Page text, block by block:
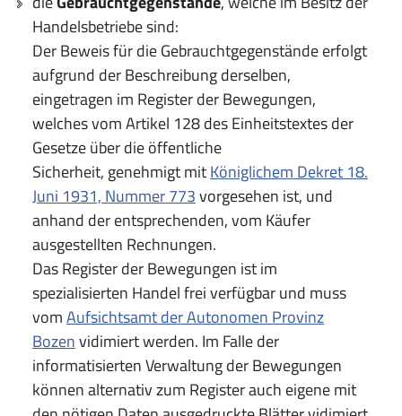
Handelsbetriebe sind:
Der Beweis für die Gebrauchtgegenstände erfolgt
aufgrund der Beschreibung derselben,
eingetragen im Register der Bewegungen,
welches vom Artikel 128 des Einheitstextes der
Gesetze über die öffentliche
Sicherheit, genehmigt mitKöniglichem Dekret 18.
Juni 1931, Nummer 773vorgesehen ist, und
anhand der entsprechenden, vom Käufer
ausgestellten Rechnungen.
Das Register der Bewegungen ist im
spezialisierten Handel frei verfügbar und muss
vomAufsichtsamt der Autonomen Provinz
Bozenvidimiert werden. Im Falle der
informatisierten Verwaltung der Bewegungen
können alternativ zum Register auch eigene mit